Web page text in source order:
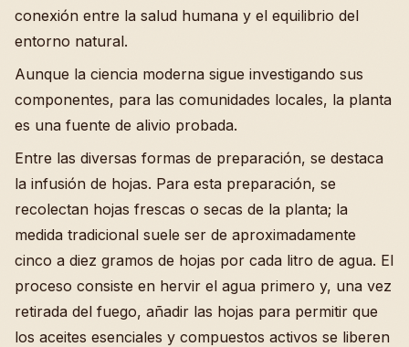
conexión entre la salud humana y el equilibrio del
entorno natural.
Aunque la ciencia moderna sigue investigando sus
componentes, para las comunidades locales, la planta
es una fuente de alivio probada.
Entre las diversas formas de preparación, se destaca
la infusión de hojas. Para esta preparación, se
recolectan hojas frescas o secas de la planta; la
medida tradicional suele ser de aproximadamente
cinco a diez gramos de hojas por cada litro de agua. El
proceso consiste en hervir el agua primero y, una vez
retirada del fuego, añadir las hojas para permitir que
los aceites esenciales y compuestos activos se liberen